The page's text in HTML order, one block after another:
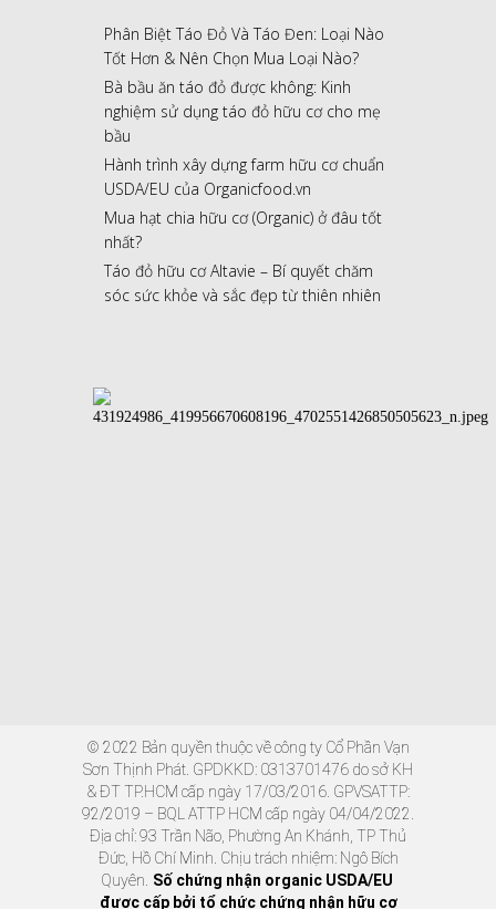
Phân Biệt Táo Đỏ Và Táo Đen: Loại Nào
Tốt Hơn & Nên Chọn Mua Loại Nào?
Bà bầu ăn táo đỏ được không: Kinh
nghiệm sử dụng táo đỏ hữu cơ cho mẹ
bầu
Hành trình xây dựng farm hữu cơ chuẩn
USDA/EU của Organicfood.vn
Mua hạt chia hữu cơ (Organic) ở đâu tốt
nhất?
Táo đỏ hữu cơ Altavie – Bí quyết chăm
sóc sức khỏe và sắc đẹp từ thiên nhiên
© 2022 Bản quyền thuộc về công ty Cổ Phần Vạn
Sơn Thịnh Phát. GPDKKD: 0313701476 do sở KH
& ĐT TP.HCM cấp ngày 17/03/2016. GPVSATTP:
92/2019 – BQL ATTP HCM cấp ngày 04/04/2022.
Địa chỉ: 93 Trần Não, Phường An Khánh, TP Thủ
Đức, Hồ Chí Minh. Chịu trách nhiệm: Ngô Bích
Quyên. Số chứng nhận organic USDA/EU
được cấp bởi tổ chức chứng nhận hữu cơ